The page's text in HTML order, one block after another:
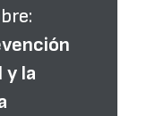
y la